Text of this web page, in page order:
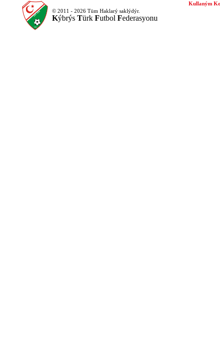
© 2011 - 2026 Tüm Haklarý saklýdýr.
Kýbrýs Türk Futbol Federasyonu
Kullaným